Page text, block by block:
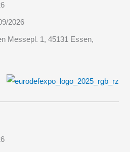
2026
Messepl. 1, 45131 Essen,